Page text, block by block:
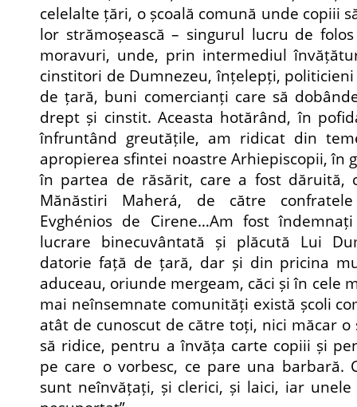
celelalte țări, o școală comună unde copiii
lor strămoșească – singurul lucru de
moravuri, unde, prin intermediul
cinstitori de Dumnezeu, înțelepți,
de țară, buni comercianți care să
drept și cinstit. Aceasta hotărând, în
înfruntând greutățile, am ridicat din
apropierea sfintei noastre Arhiepiscopii, în
în partea de răsărit, care a fost dăruită,
Mănăstiri Maherá, de către
Evghénios de Cirene…Am fost
lucrare binecuvântată și plăcută Lui
datorie față de țară, dar și din pricina
aduceau, oriunde mergeam, căci și în cele
mai neînsemnate comunități există școli
atât de cunoscut de către toți, nici măcar o
să ridice, pentru a învăța carte copiii și
pe care o vorbesc, ce pare una barbară.
sunt neînvățați, și clerici, și laici, iar